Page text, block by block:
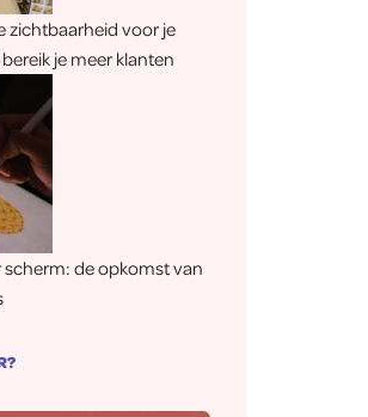
zichtbaarheid voor je
je meer klanten
scherm: de opkomst van